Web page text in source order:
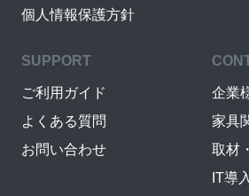
個人情報保護方針
SUPPORT
ご利用ガイド
よくある質問
お問い合わせ
企業
家具
取材
IT導